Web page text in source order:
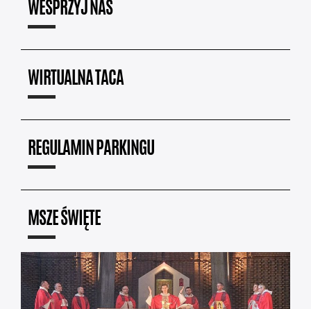
WESPRZYJ NAS
WIRTUALNA TACA
REGULAMIN PARKINGU
MSZE ŚWIĘTE